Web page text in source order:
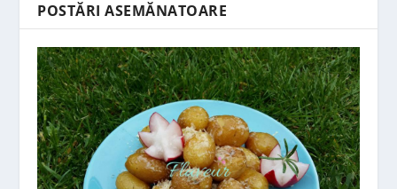
POSTĂRI ASEMĂNATOARE